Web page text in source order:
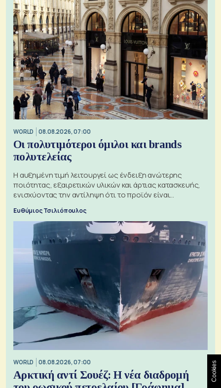
WORLD 08.08.2026, 07:00
Οι πολυτιμότεροι όμιλοι και brands
πολυτελείας
Η αυξημένη τιμή λειτουργεί ως ένδειξη ανώτερης
ποιότητας, εξαιρετικών υλικών και άρτιας κατασκευής,
ενισχύοντας την αντίληψη ότι το προϊόν είναι
Ευθύμιος Τσιλιόπουλος
WORLD 08.08.2026, 07:00
Αρκτική αντί Σουέζ: Η νέα διαδρομή
Cookies